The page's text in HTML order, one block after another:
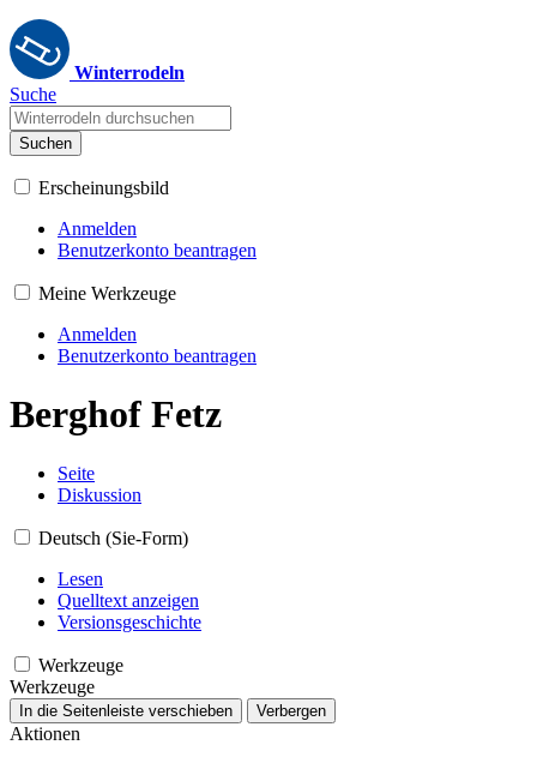
Winterrodeln
Suche
Suchen
Erscheinungsbild
Anmelden
Benutzerkonto beantragen
Meine Werkzeuge
Anmelden
Benutzerkonto beantragen
Berghof Fetz
Seite
Diskussion
Deutsch (Sie-Form)
Lesen
Quelltext anzeigen
Versionsgeschichte
Werkzeuge
Werkzeuge
In die Seitenleiste verschieben Verbergen
Aktionen